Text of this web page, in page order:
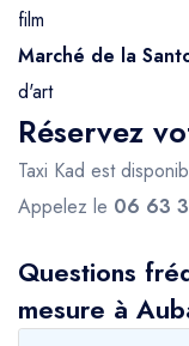
film
Marché de la
d'art
Réservez
Taxi Kad est
Appelez le 06 63
Questions
mesure à